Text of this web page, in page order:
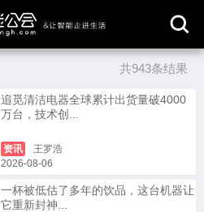
共943条结果
追觅清洁电器全球累计出货量破4000
万台，技术创...
资讯
王罗浩
2026-08-06
一杯被低估了多年的饮品，这台机器让
它重新封神...